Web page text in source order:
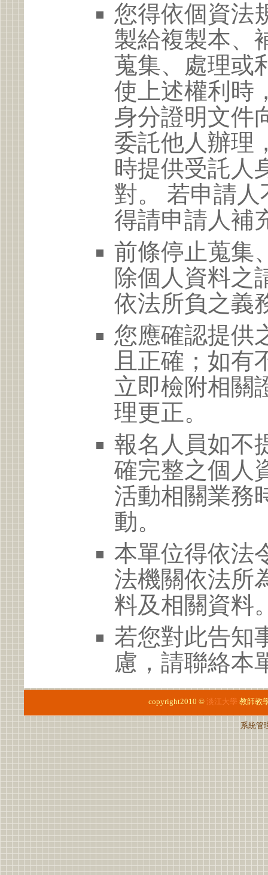
您得依個資法
製給複製本、
蒐集、處理或
使上述權利時
身分證明文件
委託他人辦理
時提供受託人
對。 若申請
得請申請人補
前條停止蒐集
除個人資料之
依法所負之義
您應確認提供
且正確；如有
立即檢附相關
理更正。
報名人員如不
確完整之個人
活動相關業務
動。
本單位得依法
法機關依法所
料及相關資料
若您對此告知
慮，請聯絡本
copyright2010 © 淡江大學 教師教
系統管